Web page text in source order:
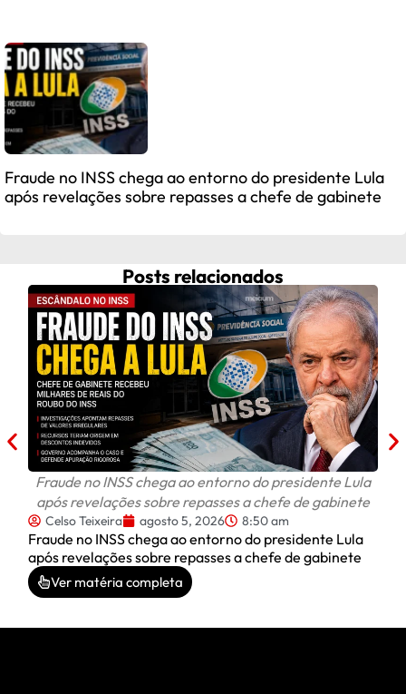
Fraude no INSS chega ao entorno do presidente Lula
após revelações sobre repasses a chefe de gabinete
Posts relacionados
Fraude no INSS chega ao entorno do presidente Lula
após revelações sobre repasses a chefe de gabinete
Celso Teixeira agosto 5, 2026 8:50 am
Fraude no INSS chega ao entorno do presidente Lula
após revelações sobre repasses a chefe de gabinete
Ver matéria completa